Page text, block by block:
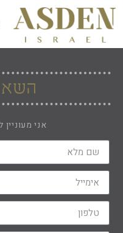
אני